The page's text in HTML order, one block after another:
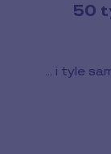
50
… i tyle